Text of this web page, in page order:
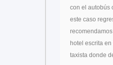
con el autobús
este caso
hotel escrita
taxista donde